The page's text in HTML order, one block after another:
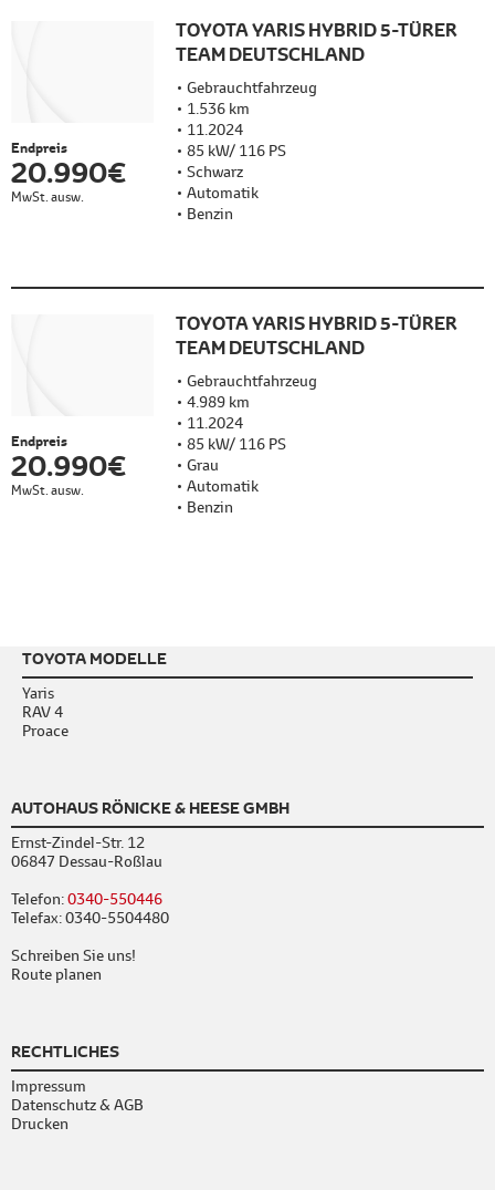
Endpreis
20.990 €
MwSt. ausw.
TOYOTA YARIS HYBRID 5-TÜRER
TEAM DEUTSCHLAND
Gebrauchtfahrzeug
1.536 km
11.2024
85 kW/ 116 PS
Schwarz
Automatik
Benzin
Endpreis
20.990 €
MwSt. ausw.
TOYOTA YARIS HYBRID 5-TÜRER
TEAM DEUTSCHLAND
Gebrauchtfahrzeug
4.989 km
11.2024
85 kW/ 116 PS
Grau
Automatik
Benzin
TOYOTA MODELLE
Yaris
RAV 4
Proace
AUTOHAUS RÖNICKE & HEESE GMBH
Ernst-Zindel-Str. 12
06847 Dessau-Roßlau
Telefon:0340-550446
Telefax: 0340-5504480
Schreiben Sie uns!
Route planen
RECHTLICHES
Impressum
Datenschutz & AGB
Drucken